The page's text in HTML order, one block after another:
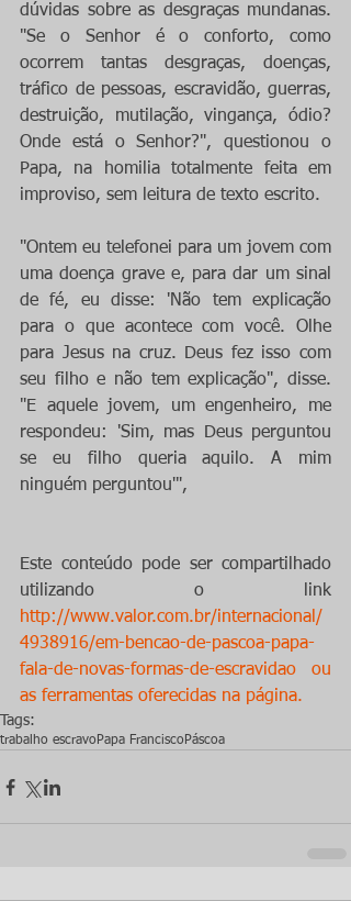
dúvidas sobre as desgraças mundanas.
"Se o Senhor é o conforto, como
ocorrem tantas desgraças, doenças,
tráfico de pessoas, escravidão, guerras,
destruição, mutilação, vingança, ódio?
Onde está o Senhor?", questionou o
Papa, na homilia totalmente feita em
improviso, sem leitura de texto escrito.
"Ontem eu telefonei para um jovem com
uma doença grave e, para dar um sinal
de fé, eu disse: 'Não tem explicação
para o que acontece com você. Olhe
para Jesus na cruz. Deus fez isso com
seu filho e não tem explicação", disse.
"E aquele jovem, um engenheiro, me
respondeu: 'Sim, mas Deus perguntou
se eu filho queria aquilo. A mim
ninguém perguntou'",
Este conteúdo pode ser compartilhado
http://www.valor.com.br/internacional/
4938916/em-bencao-de-pascoa-papa-
fala-de-novas-formas-de-escravidao ou
as ferramentas oferecidas na página.
Tags:
trabalho escravo Papa Francisco Páscoa